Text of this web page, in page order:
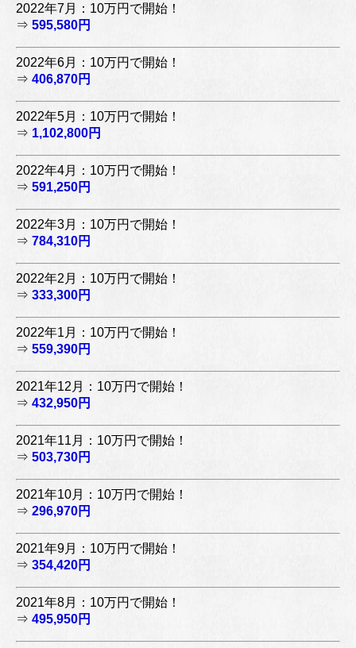
2022年7月：10万円で開始！
⇒ 595,580円
2022年6月：10万円で開始！
⇒ 406,870円
2022年5月：10万円で開始！
⇒ 1,102,800円
2022年4月：10万円で開始！
⇒ 591,250円
2022年3月：10万円で開始！
⇒ 784,310円
2022年2月：10万円で開始！
⇒ 333,300円
2022年1月：10万円で開始！
⇒ 559,390円
2021年12月：10万円で開始！
⇒ 432,950円
2021年11月：10万円で開始！
⇒ 503,730円
2021年10月：10万円で開始！
⇒ 296,970円
2021年9月：10万円で開始！
⇒ 354,420円
2021年8月：10万円で開始！
⇒ 495,950円